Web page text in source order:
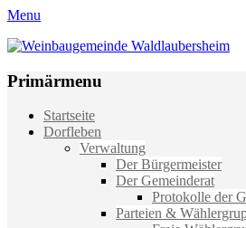
Menu
Weinbaugemeinde Waldlaubersheim
Primärmenu
Weiter
zum
Startseite
Dorfleben
Verwaltung
Der Bürgermeister
Der Gemeinderat
Protokolle der
Parteien &